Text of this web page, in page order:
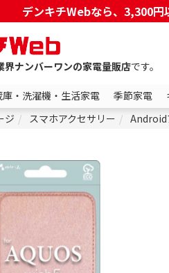
デンキチWebなら、3,300
界ナンバーワンの家電量販店です。
庫・洗濯機・生活家電 季節家電
ジ スマホアクセサリー Android